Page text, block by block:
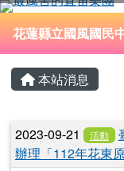
跳至主內容區
花蓮縣立國
導覽列
花蓮縣立國風國民
主內容區域
本站消息
文章列表
2023-09-21 活動
辦理「112年花東
頁尾區域